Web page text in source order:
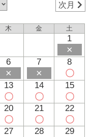
次月
木 金 土
1
×
6
×
7
×
8
〇
13
〇
14
〇
15
〇
20
〇
21
〇
22
〇
27 28 29